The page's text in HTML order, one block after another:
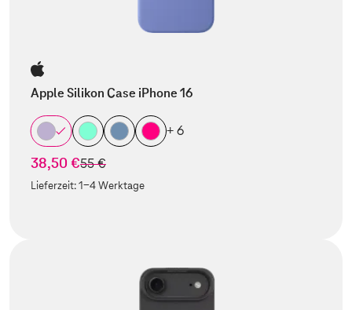
Apple Silikon Case iPhone 16
+ 6
38,50 €statt
55 €
Lieferzeit:1-4 Werktage